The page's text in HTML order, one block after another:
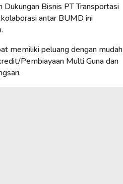
Bisnis PT Transportasi
antar BUMD ini
memiliki peluang dengan mudah
Pembiayaan Multi Guna dan